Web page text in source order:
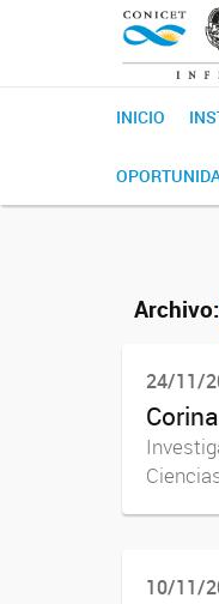
INICIO
Archivo:
24/11/
10/11/